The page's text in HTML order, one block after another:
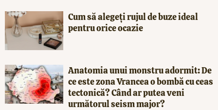
Cum să alegeți rujul de buze ideal
pentru orice ocazie
Anatomia unui monstru adormit: De
ce este zona Vrancea o bombă cu ceas
tectonică? Când ar putea veni
următorul seism major?